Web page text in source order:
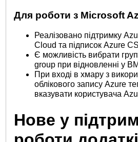
Для роботи з Microsoft
Реалізовано підтримку
Cloud та підписок Azure
Є можливість вибрати
group при відновленні у
При вході в хмару з
облікового запису Azure
вказувати користувача
Нове у